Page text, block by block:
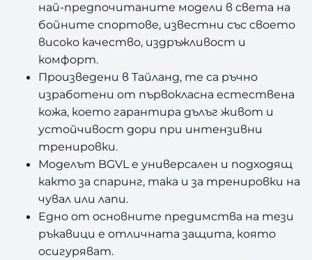
най-предпочитаните модели в света на
бойните спортове, известни със своето
високо качество, издръжливост и
комфорт.
Произведени в Тайланд, те са ръчно
изработени от първокласна естествена
кожа, което гарантира дълъг живот и
устойчивост дори при интензивни
тренировки.
Моделът BGVL е универсален и подходящ
както за спаринг, така и за тренировки на
чувал или лапи.
Едно от основните предимства на тези
ръкавици е отличната защита, която
осигуряват.